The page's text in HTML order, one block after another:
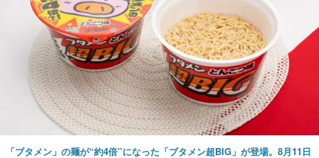
「ブタメン」の麺が“約4倍”になった「ブタメン超BIG」が登場。8月11日